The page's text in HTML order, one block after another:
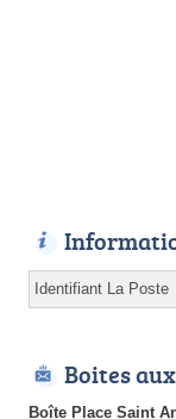
Identifiant La Poste
Boites
Boîte Place Saint